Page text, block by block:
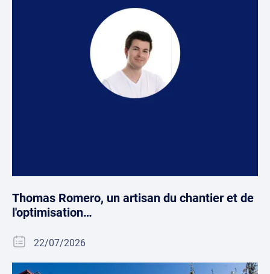
Thomas Romero, un artisan du chantier et de
l'optimisation…
22/07/2026